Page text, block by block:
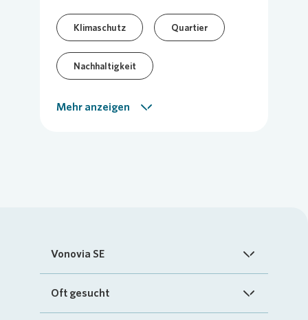
Klimaschutz Quartier
Nachhaltigkeit
Vor-Ort-Meldung
Mehr anzeigen
Vonovia SE
Startseite
Oft gesucht